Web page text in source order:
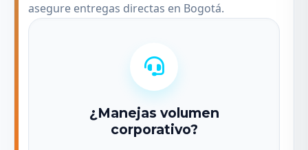
asegure entregas directas en Bogotá.
¿Manejas volumen
corporativo?